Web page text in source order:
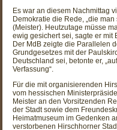
Es war an diesem Nachmittag
Demokratie die Rede, „die
(Meister). Heutzutage müsse
ewig gesichert sei, sagte er mit
Der MdB zeigte die Parallelen
Grundgesetzes mit der
Deutschland sei, betonte er,
Verfassung“.
Für die mit organisierenden
vom hessischen
Meister an den Vorsitzenden
der Stadt sowie dem
Heimatmuseum im Gedenken
verstorbenen Hirschhorner